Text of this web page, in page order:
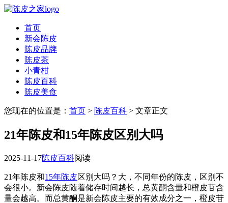
首页
新会陈皮
陈皮品牌
陈皮茶
小青柑
陈皮百科
陈皮美食
您现在的位置是： 首页 > 陈皮百科 > 文章正文
21年陈皮和15年陈皮区别大吗
2025-11-17陈皮百科阅读
21年陈皮和15年陈皮区别大吗？大，不同年份的陈皮，区别不
会很小。新会陈皮随着储存时间越长，总黄酮含量和橙皮苷含
量会越高。而总黄酮是新会陈皮主要的有效成分之一，橙皮苷